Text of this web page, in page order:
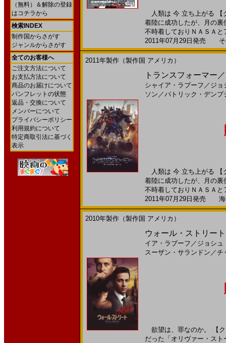
（無料）＆解除の登録
はコチラから
検索INDEX
制作国からさがす
ジャンルからさがす
全てのお客様へ
ご注文方法について
お支払方法について
商品のお届けについて
パンフレットの状態
返品・交換について
メンバーについて
プライバシーポリシー
利用規約について
特定商取引法に基づく
表示
人類は 今 立ち上がる 【
着陸に成功したが、月の
不時着しておりＮＡＳＡ
2011年07月29日発売 そ
2011年製作（製作国 アメリカ）
トランスフォーマー
シャイア・ラブーフ ／ ジョ
ソン ／パトリック・デンプ
人類は 今 立ち上がる 【
着陸に成功したが、月の
不時着しておりＮＡＳＡ
2011年07月29日発売 海
2010年製作（製作国 アメリカ）
ウォール・ストリー
イア・ラブーフ ／ ジョシュ
スーザン・サランドン ／チ
欲望は、罪なのか。 【
だった「オリヴァー・ス